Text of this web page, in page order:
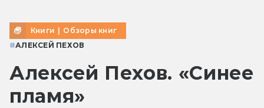
Книги | Обзоры книг
#АЛЕКСЕЙ ПЕХОВ
Алексей Пехов. «Синее
пламя»